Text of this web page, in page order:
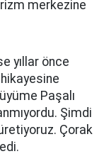
merkezine
yıllar önce
hikayesine
Paşalı
Şimdi
Çorak